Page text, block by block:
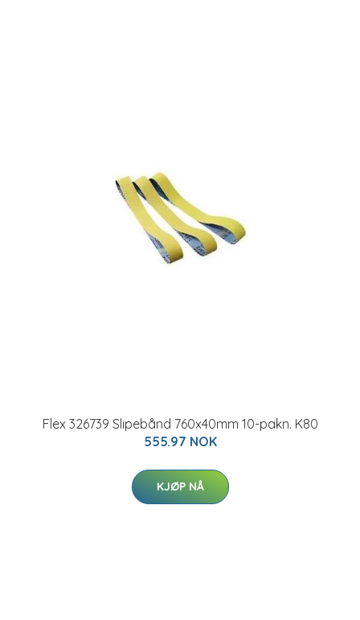
Flex 326739 Slipebånd 760x40mm 10-pakn. K80
555.97 NOK
KJØP NÅ